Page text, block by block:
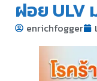
ฝอย ULV
enrichfogger